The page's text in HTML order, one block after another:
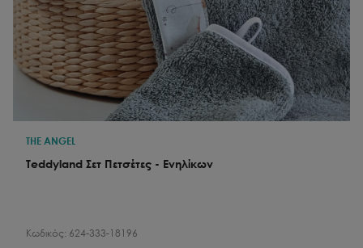
THE ANGEL
Teddyland Σετ Πετσέτες - Ενηλίκων
Κωδικός: 624-333-18196